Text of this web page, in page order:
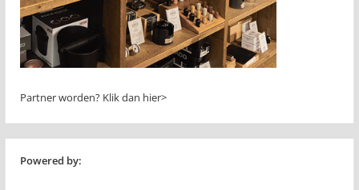
Partner worden? Klik dan hier>
Powered by: